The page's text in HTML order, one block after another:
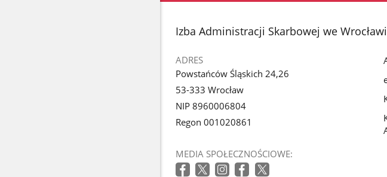
stopka
Izba Administracji Skarbowej we
ADRES
Powstańców Śląskich 24,26
53-333 Wrocław
NIP 8960006804
Regon 001020861
MEDIA SPOŁECZNOŚCIOWE: